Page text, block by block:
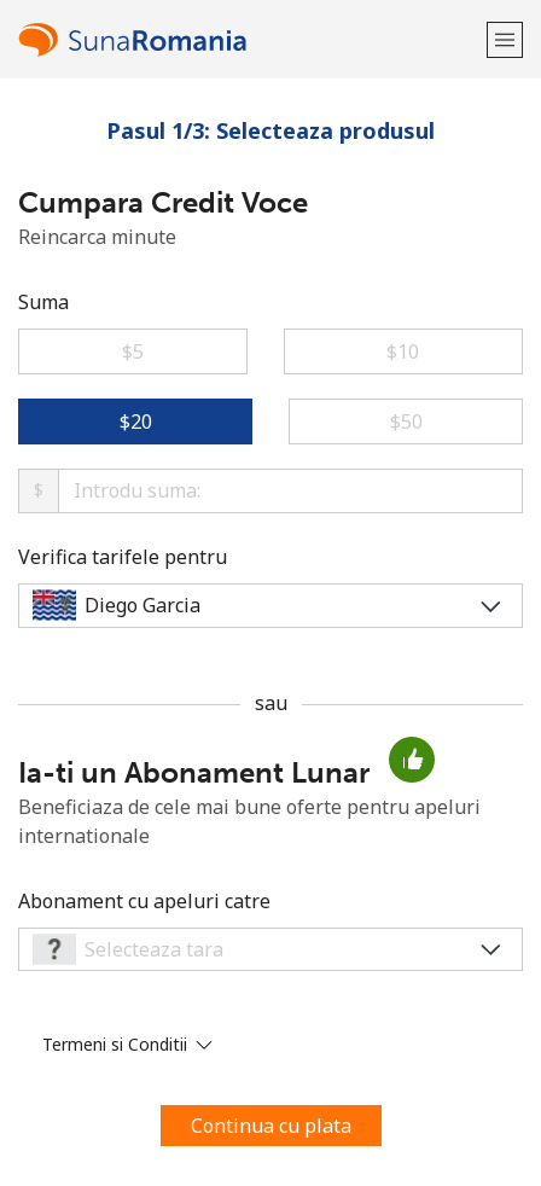
Bine-ai venit!
Ai deja cont?Logheaza-te →
Minim 8 litere
O majuscula si o litera mica
Un simbol/litera speciala
Ramai conectat cu noi pentru a primi toate ofertele pe
Prin deschiderea unui cont pe acest site, sunt de acord cu
Pasul 1/3: Selecteaza produsul
Cumpara Credit Voce
Reincarca minute
Suma
⁦$5⁩
⁦$10⁩
⁦$20⁩ ⁦$50⁩
$
Verifica tarifele pentru
sau
Ia-ti un Abonament Lunar
Beneficiaza de cele mai bune oferte pentru apeluri
internationale
Abonament cu apeluri catre
Termeni si Conditii
Continua cu plata